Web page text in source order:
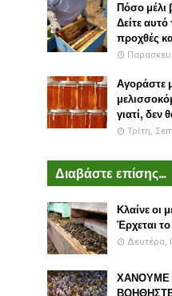
Πόσο μέλι
Δείτε
προχθές
Αγοράστε
γιατί, δεν
Τρίτη,
Διαβάστε επίσης...
Κλαίνε οι
Έρχεται
Δευτέρα,
ΧΑΝΟΥΜΕ